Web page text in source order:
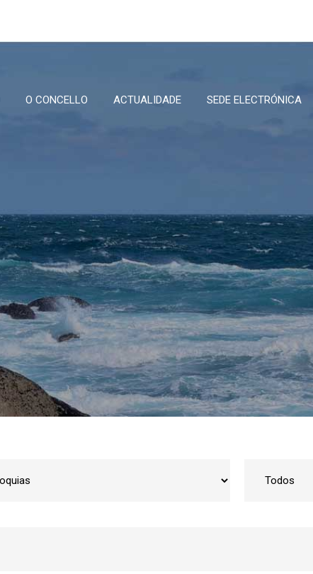
O CONCELLO ACTUALIDADE SEDE ELECTRÓNICA